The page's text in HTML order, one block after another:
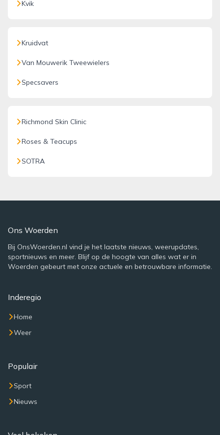
Kvik
Kruidvat
Van Mouwerik Tweewielers
Specsavers
Richmond Skin Clinic
Roses & Teacups
SOTRA
Ons Woerden
Bij OnsWoerden.nl vind je het laatste nieuws, weerupdates,
sportnieuws en meer. Blijf op de hoogte van alles wat er in
Woerden gebeurt met onze actuele en betrouwbare informatie.
Inderegio
Home
Weer
Populair
Sport
Nieuws